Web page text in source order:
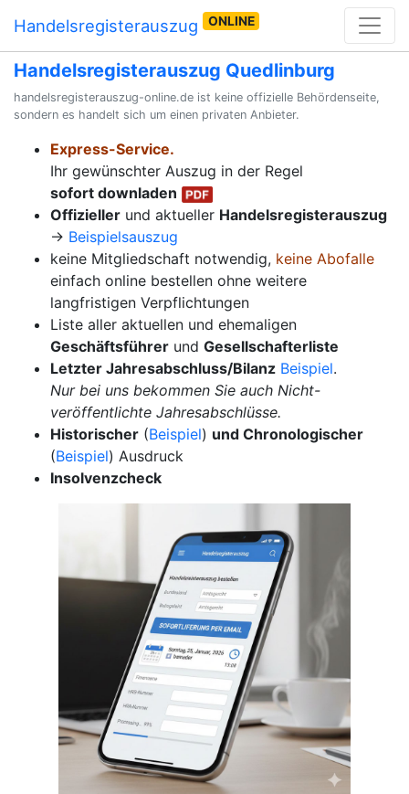
Handelsregisterauszug ONLINE
Handelsregisterauszug Quedlinburg
handelsregisterauszug-online.de ist keine offizielle Behördenseite,
sondern es handelt sich um einen privaten Anbieter.
Express-Service.
Ihr gewünschter Auszug in der Regel
sofort downladen
Offizieller und aktueller Handelsregisterauszug
→ Beispielsauszug
keine Mitgliedschaft notwendig, keine Abofalle
einfach online bestellen ohne weitere
langfristigen Verpflichtungen
Liste aller aktuellen und ehemaligen
Geschäftsführer und Gesellschafterliste
Letzter Jahresabschluss/Bilanz Beispiel.
Nur bei uns bekommen Sie auch Nicht-
veröffentlichte Jahresabschlüsse.
Historischer (Beispiel) und Chronologischer
(Beispiel) Ausdruck
Insolvenzcheck